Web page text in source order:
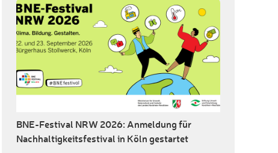
BNE-Festival NRW 2026: Anmeldung für
Nachhaltigkeitsfestival in Köln gestartet